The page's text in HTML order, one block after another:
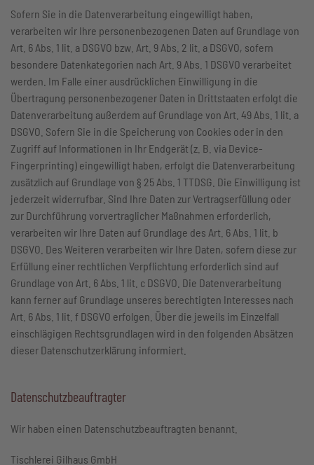
Sofern Sie in die Datenverarbeitung eingewilligt haben,
verarbeiten wir Ihre personenbezogenen Daten auf Grundlage von
Art. 6 Abs. 1 lit. a DSGVO bzw. Art. 9 Abs. 2 lit. a DSGVO, sofern
besondere Datenkategorien nach Art. 9 Abs. 1 DSGVO verarbeitet
werden. Im Falle einer ausdrücklichen Einwilligung in die
Übertragung personenbezogener Daten in Drittstaaten erfolgt die
Datenverarbeitung außerdem auf Grundlage von Art. 49 Abs. 1 lit. a
DSGVO. Sofern Sie in die Speicherung von Cookies oder in den
Zugriff auf Informationen in Ihr Endgerät (z. B. via Device-
Fingerprinting) eingewilligt haben, erfolgt die Datenverarbeitung
zusätzlich auf Grundlage von § 25 Abs. 1 TTDSG. Die Einwilligung ist
jederzeit widerrufbar. Sind Ihre Daten zur Vertragserfüllung oder
zur Durchführung vorvertraglicher Maßnahmen erforderlich,
verarbeiten wir Ihre Daten auf Grundlage des Art. 6 Abs. 1 lit. b
DSGVO. Des Weiteren verarbeiten wir Ihre Daten, sofern diese zur
Erfüllung einer rechtlichen Verpflichtung erforderlich sind auf
Grundlage von Art. 6 Abs. 1 lit. c DSGVO. Die Datenverarbeitung
kann ferner auf Grundlage unseres berechtigten Interesses nach
Art. 6 Abs. 1 lit. f DSGVO erfolgen. Über die jeweils im Einzelfall
einschlägigen Rechtsgrundlagen wird in den folgenden Absätzen
dieser Datenschutzerklärung informiert.
Datenschutz­beauftragter
Wir haben einen Datenschutzbeauftragten benannt.
Tischlerei Gilhaus GmbH